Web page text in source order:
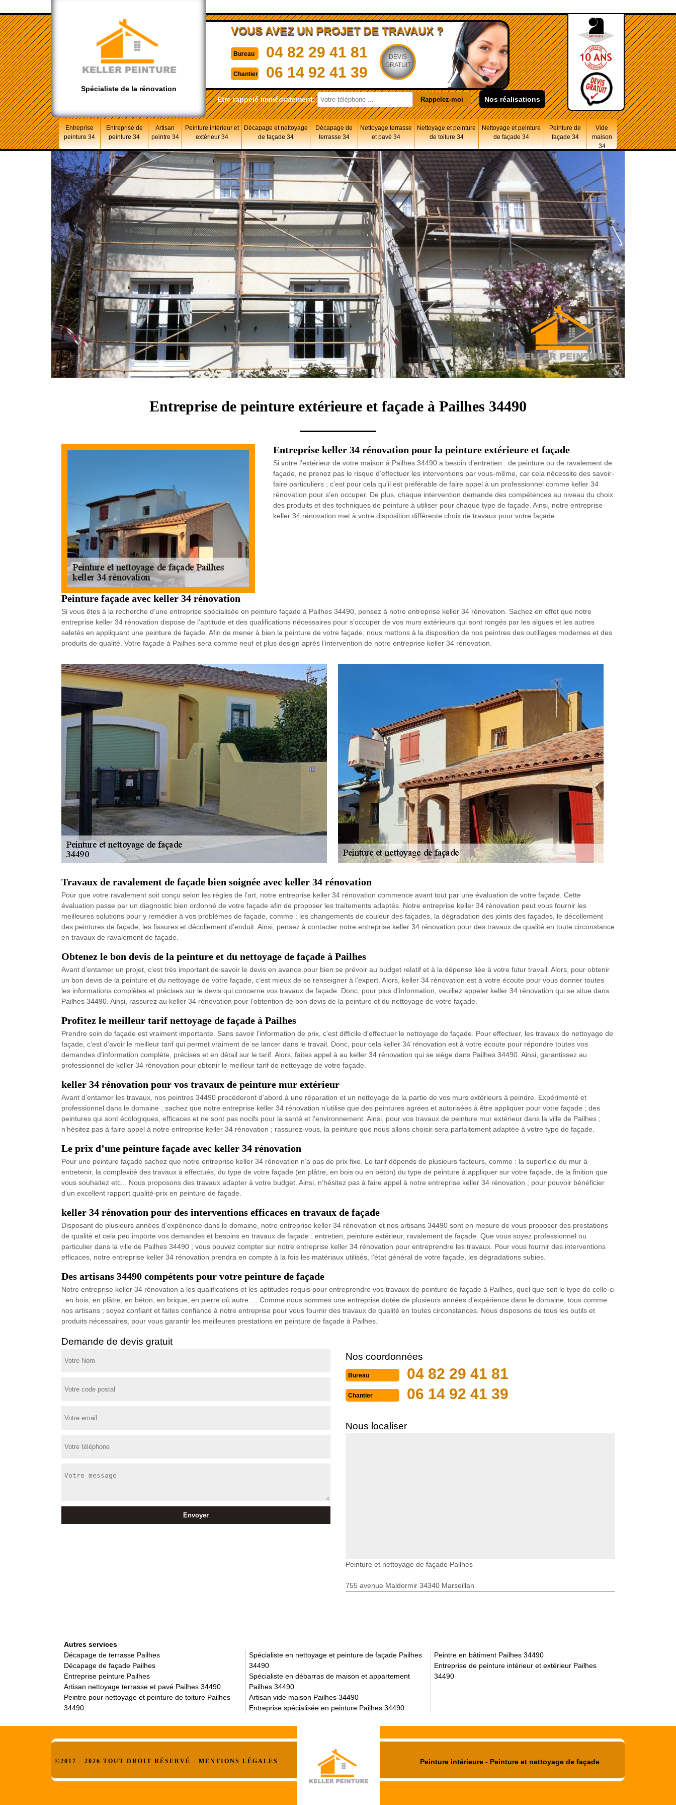
Spécialiste de la rénovation
VOUS AVEZ UN PROJET DE TRAVAUX ?
Bureau 04 82 29 41 81
Chantier 06 14 92 41 39
DEVIS
GRATUIT
Etre rappelé immédiatement: Nos réalisations
Entreprise
peinture 34
Entreprise de
peinture 34
Artisan
peintre 34
Peinture intérieur et
extérieur 34
Décapage et nettoyage
de façade 34
Décapage de
terrasse 34
Nettoyage terrasse
et pavé 34
Nettoyage et peinture
de toiture 34
Nettoyage et peinture
de façade 34
Peinture de
façade 34
Vide
maison
34
Entreprise de peinture extérieure et façade à Pailhes 34490
Entreprise keller 34 rénovation pour la peinture extérieure et façade
Si votre l’extérieur de votre maison à Pailhes 34490 a besoin d’entretien : de peinture ou de ravalement de
façade, ne prenez pas le risque d’effectuer les interventions par vous-même, car cela nécessite des savoir-
faire particuliers ; c’est pour cela qu’il est préférable de faire appel à un professionnel comme keller 34
rénovation pour s’en occuper. De plus, chaque intervention demande des compétences au niveau du choix
des produits et des techniques de peinture à utiliser pour chaque type de façade. Ainsi, notre entreprise
keller 34 rénovation met à votre disposition différente choix de travaux pour votre façade.
Peinture façade avec keller 34 rénovation
Si vous êtes à la recherche d’une entreprise spécialisée en peinture façade à Pailhes 34490, pensez à notre entreprise keller 34 rénovation. Sachez en effet que notre
entreprise keller 34 rénovation dispose de l’aptitude et des qualifications nécessaires pour s’occuper de vos murs extérieurs qui sont rongés par les algues et les autres
saletés en appliquant une peinture de façade. Afin de mener à bien la peinture de votre façade, nous mettons à la disposition de nos peintres des outillages modernes et des
produits de qualité. Votre façade à Pailhes sera comme neuf et plus design après l’intervention de notre entreprise keller 34 rénovation.
Travaux de ravalement de façade bien soignée avec keller 34 rénovation
Pour que votre ravalement soit conçu selon les règles de l’art, notre entreprise keller 34 rénovation commence avant tout par une évaluation de votre façade. Cette
évaluation passe par un diagnostic bien ordonné de votre façade afin de proposer les traitements adaptés. Notre entreprise keller 34 rénovation peut vous fournir les
meilleures solutions pour y remédier à vos problèmes de façade, comme : les changements de couleur des façades, la dégradation des joints des façades, le décollement
des peintures de façade, les fissures et décollement d’enduit. Ainsi, pensez à contacter notre entreprise keller 34 rénovation pour des travaux de qualité en toute circonstance
en travaux de ravalement de façade.
Obtenez le bon devis de la peinture et du nettoyage de façade à Pailhes
Avant d’entamer un projet, c’est très important de savoir le devis en avance pour bien se prévoir au budget relatif et à la dépense liée à votre futur travail. Alors, pour obtenir
un bon devis de la peinture et du nettoyage de votre façade, c’est mieux de se renseigner à l’expert. Alors, keller 34 rénovation est à votre écoute pour vous donner toutes
les informations complètes et précises sur le devis qui concerne vos travaux de façade. Donc, pour plus d’information, veuillez appeler keller 34 rénovation qui se situe dans
Pailhes 34490. Ainsi, rassurez au keller 34 rénovation pour l’obtention de bon devis de la peinture et du nettoyage de votre façade.
Profitez le meilleur tarif nettoyage de façade à Pailhes
Prendre soin de façade est vraiment importante. Sans savoir l’information de prix, c’est difficile d’effectuer le nettoyage de façade. Pour effectuer, les travaux de nettoyage de
façade, c’est d’avoir le meilleur tarif qui permet vraiment de se lancer dans le travail. Donc, pour cela keller 34 rénovation est à votre écoute pour répondre toutes vos
demandes d’information complète, précises et en détail sur le tarif. Alors, faites appel à au keller 34 rénovation qui se siège dans Pailhes 34490. Ainsi, garantissez au
professionnel de keller 34 rénovation pour obtenir le meilleur tarif de nettoyage de votre façade.
keller 34 rénovation pour vos travaux de peinture mur extérieur
Avant d’entamer les travaux, nos peintres 34490 procèderont d’abord à une réparation et un nettoyage de la partie de vos murs extérieurs à peindre. Expérimenté et
professionnel dans le domaine ; sachez que notre entreprise keller 34 rénovation n’utilise que des peintures agrées et autorisées à être appliquer pour votre façade ; des
peintures qui sont écologiques, efficaces et ne sont pas nocifs pour la santé et l’environnement. Ainsi, pour vos travaux de peinture mur extérieur dans la ville de Pailhes ;
n’hésitez pas à faire appel à notre entreprise keller 34 rénovation ; rassurez-vous, la peinture que nous allons choisir sera parfaitement adaptée à votre type de façade.
Le prix d’une peinture façade avec keller 34 rénovation
Pour une peinture façade sachez que notre entreprise keller 34 rénovation n’a pas de prix fixe. Le tarif dépends de plusieurs facteurs, comme : la superficie du mur à
entretenir, la complexité des travaux à effectués, du type de votre façade (en plâtre, en bois ou en béton) du type de peinture à appliquer sur votre façade, de la finition que
vous souhaitez etc... Nous proposons des travaux adapter à votre budget. Ainsi, n’hésitez pas à faire appel à notre entreprise keller 34 rénovation ; pour pouvoir bénéficier
d’un excellent rapport qualité-prix en peinture de façade.
keller 34 rénovation pour des interventions efficaces en travaux de façade
Disposant de plusieurs années d'expérience dans le domaine, notre entreprise keller 34 rénovation et nos artisans 34490 sont en mesure de vous proposer des prestations
de qualité et cela peu importe vos demandes et besoins en travaux de façade : entretien, peinture extérieur, ravalement de façade. Que vous soyez professionnel ou
particulier dans la ville de Pailhes 34490 ; vous pouvez compter sur notre entreprise keller 34 rénovation pour entreprendre les travaux. Pour vous fournir des interventions
efficaces, notre entreprise keller 34 rénovation prendra en compte à la fois les matériaux utilisés, l’état général de votre façade, les dégradations subies.
Des artisans 34490 compétents pour votre peinture de façade
Notre entreprise keller 34 rénovation a les qualifications et les aptitudes requis pour entreprendre vos travaux de peinture de façade à Pailhes, quel que soit le type de celle-ci
: en bois, en plâtre, en béton, en brique, en pierre où autre…. Comme nous sommes une entreprise dotée de plusieurs années d’expérience dans le domaine, tous comme
nos artisans ; soyez confiant et faites confiance à notre entreprise pour vous fournir des travaux de qualité en toutes circonstances. Nous disposons de tous les outils et
produits nécessaires, pour vous garantir les meilleures prestations en peinture de façade à Pailhes.
Demande de devis gratuit
Nos coordonnées
Bureau 04 82 29 41 81
Chantier 06 14 92 41 39
Nous localiser
Peinture et nettoyage de façade Pailhes
755 avenue Maldormir 34340 Marseillan
Autres services
Décapage de terrasse Pailhes
Décapage de façade Pailhes
Entreprise peinture Pailhes
Artisan nettoyage terrasse et pavé Pailhes 34490
Peintre pour nettoyage et peinture de toiture Pailhes
34490
Spécialiste en nettoyage et peinture de façade Pailhes
34490
Spécialiste en débarras de maison et appartement
Pailhes 34490
Artisan vide maison Pailhes 34490
Entreprise spécialisée en peinture Pailhes 34490
Peintre en bâtiment Pailhes 34490
Entreprise de peinture intérieur et extérieur Pailhes
34490
©2017 - 2026 TOUT DROIT RÉSERVÉ - MENTIONS LÉGALES Peinture intérieure - Peinture et nettoyage de façade